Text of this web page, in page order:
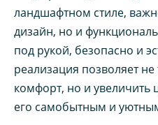
ландшафтном стиле,
дизайн, но и
под рукой, безопасно и
реализация позволяет
комфорт, но и увеличить
его самобытным и